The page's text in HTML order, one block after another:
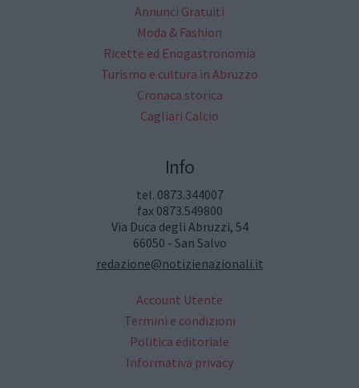
Annunci Gratuiti
Moda & Fashion
Ricette ed Enogastronomia
Turismo e cultura in Abruzzo
Cronaca storica
Cagliari Calcio
Info
tel. 0873.344007
fax 0873.549800
Via Duca degli Abruzzi, 54
66050 - San Salvo
redazione@notizienazionali.it
Account Utente
Termini e condizioni
Politica editoriale
Informativa privacy